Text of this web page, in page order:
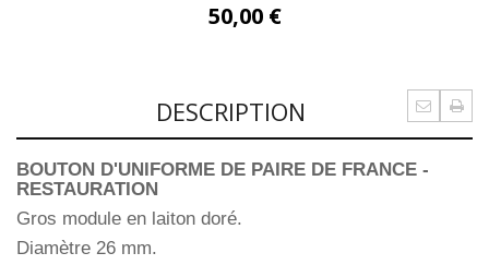
50,00 €
DESCRIPTION
BOUTON D'UNIFORME DE PAIRE DE FRANCE -
RESTAURATION
Gros module en laiton doré.
Diamètre 26 mm.